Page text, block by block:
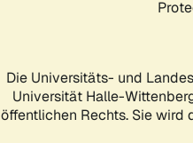
Die Universitäts- und
Universität Halle-
öffentlichen Rechts. Sie wird